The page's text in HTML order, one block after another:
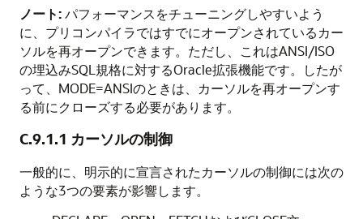
ノート:パフォーマンスをチューニングしやすいよう
に、プリコンパイラではすでにオープンされているカー
ソルを再オープンできます。ただし、これはANSI/ISO
の埋込みSQL規格に対するOracle拡張機能です。したが
って、MODE=ANSIのときは、カーソルを再オープンす
る前にクローズする必要があります。
C.9.1.1 カーソルの制御
一般的に、明示的に宣言されたカーソルの制御には次の
ような3つの要素が影響します。